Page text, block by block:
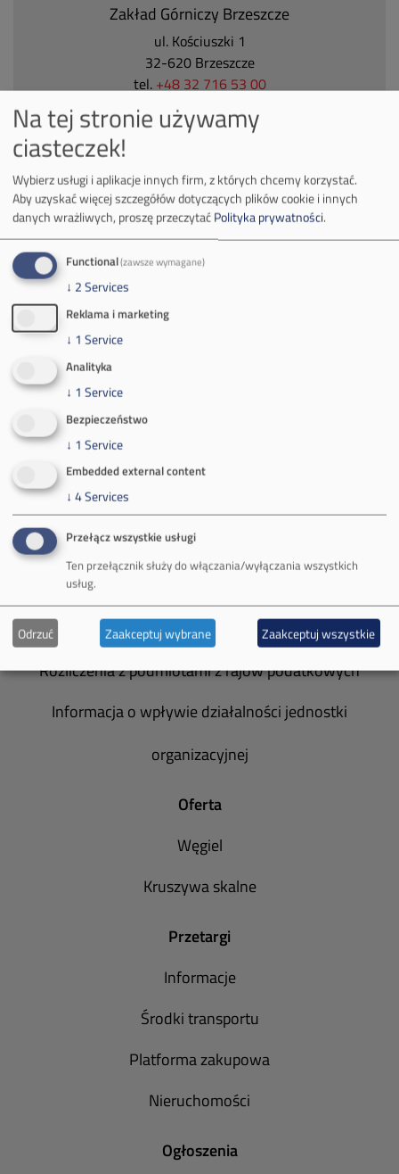
Zakład Górniczy Brzeszcze
ul. Kościuszki 1
32-620 Brzeszcze
tel. +48 32 716 53 00
mail:media@pkw-sa.pl
tel.:+48 32 618 56 02
(poniedziałek-piątek 7:00-15:00)
Spółka Południowy Koncern Węglowy
Zakład Górniczy Brzeszcze
Zakład Górniczy Janina
Zakład Górniczy Sobieski
Informacja o realizowanej strategii podatkowej
Rozliczenia z podmiotami z rajów podatkowych
Informacja o wpływie działalności jednostki
organizacyjnej
Oferta
Węgiel
Kruszywa skalne
Przetargi
Informacje
Środki transportu
Platforma zakupowa
Nieruchomości
Ogłoszenia
Na tej stronie używamy
ciasteczek!
Wybierz usługi i aplikacje innych firm, z których chcemy korzystać.
Aby uzyskać więcej szczegółów dotyczących plików cookie i innych
danych wrażliwych, proszę przeczytaćPolityka prywatności.
Functional(zawsze wymagane)
↓ 2Services
Reklama i marketing
↓ 1 Service
Analityka
↓ 1 Service
Bezpieczeństwo
↓ 1 Service
Embedded external content
↓ 4Services
Przełącz wszystkie usługi
Ten przełącznik służy do włączania/wyłączania wszystkich
usług.
Odrzuć Zaakceptuj wybrane Zaakceptuj wszystkie